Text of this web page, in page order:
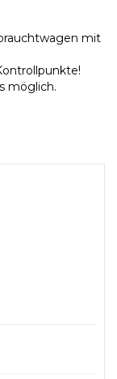
mit
möglich.